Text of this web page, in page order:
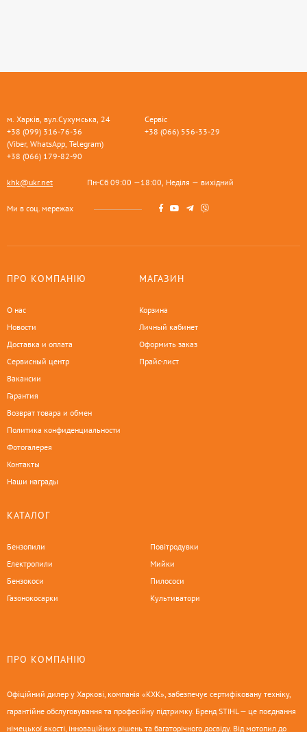
м. Харків, вул.Сухумська, 24
+38 (099) 316-76-36
(Viber, WhatsApp, Telegram)
+38 (066) 179-82-90
Сервіс
+38 (066) 556-33-29
khk@ukr.net Пн-Сб 09:00 —18:00, Неділя — вихідний
Ми в соц. мережах
ПРО КОМПАНІЮ
О нас
Новости
Доставка и оплата
Сервисный центр
Вакансии
Гарантия
Возврат товара и обмен
Политика конфиденциальности
Фотогалерея
Контакты
Наши награды
МАГАЗИН
Корзина
Личный кабинет
Оформить заказ
Прайс-лист
КАТАЛОГ
Бензопили
Електропили
Бензокоси
Газонокосарки
Повітродувки
Мийки
Пилососи
Культиватори
ПРО КОМПАНІЮ
Офіційний дилер у Харкові, компанія «КХК», забезпечує сертифіковану техніку,
гарантійне обслуговування та професійну підтримку. Бренд STIHL — це поєднання
німецької якості, інноваційних рішень та багаторічного досвіду. Від мотопил до